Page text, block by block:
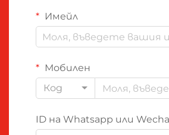
Имейл
Мобилен
Код
ID на Whatsapp или